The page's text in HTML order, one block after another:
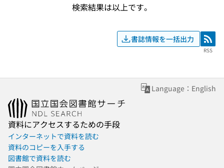
検索結果は以上です。
書誌情報を一括出力 RSS
RSS
Language：English
資料にアクセスするための手段
インターネットで資料を読む
資料のコピーを入手する
図書館で資料を読む